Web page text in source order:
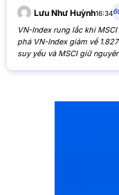
Lưu Như Huỳnh16:34
VN-Index rung lắc khi
phá VN-Index giảm về
suy yếu và MSCI giữ